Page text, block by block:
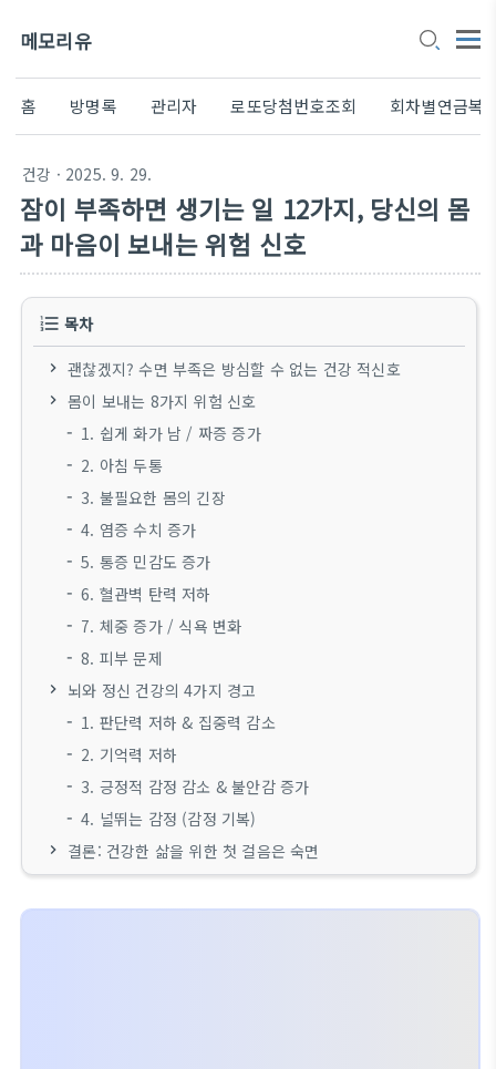
메모리유
홈 방명록 관리자 로또당첨번호조회 회차별연금복
건강 · 2025. 9. 29.
잠이 부족하면 생기는 일 12가지, 당신의 몸
과 마음이 보내는 위험 신호
목차
괜찮겠지? 수면 부족은 방심할 수 없는 건강 적신호
몸이 보내는 8가지 위험 신호
1. 쉽게 화가 남 / 짜증 증가
2. 아침 두통
3. 불필요한 몸의 긴장
4. 염증 수치 증가
5. 통증 민감도 증가
6. 혈관벽 탄력 저하
7. 체중 증가 / 식욕 변화
8. 피부 문제
뇌와 정신 건강의 4가지 경고
1. 판단력 저하 & 집중력 감소
2. 기억력 저하
3. 긍정적 감정 감소 & 불안감 증가
4. 널뛰는 감정 (감정 기복)
결론: 건강한 삶을 위한 첫 걸음은 숙면